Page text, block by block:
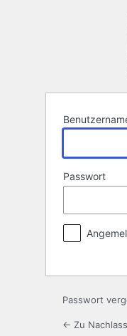
Passwort
Passwort
← Zu